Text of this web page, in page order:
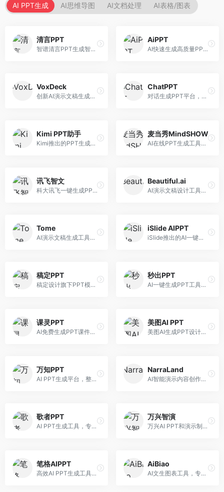
AI PPT生成 AI思维导图 AI文档处理 AI表格/图表
清言PPT
智谱清言PPT生成智能体，基于GLM大模型。面向智谱用户，支持对话生成PPT、内容优化等服务，与智谱生态深度整合。
AiPPT
AI快速生成高质量PPT平台，支持主题定制。面向职场人士和学生，提供一键生成、模板选择、内容优化等服务，PPT制作速度快，设计质量高。
VoxDeck
创新AI演示文稿生成工具，支持语音交互创作。面向职场人士，支持语音输入、PPT生成、内容优化等功能，语音创作体验便捷。
ChatPPT
对话生成PPT平台，支持自然语言交互创作。面向职场人士和教育工作者，通过对话方式完成PPT制作，交互体验友好，创作过程直观。
Kimi PPT助手
Kimi推出的PPT生成智能体，整合长文本处理能力。面向职场人士和学生，支持文档解析、PPT生成、内容优化等服务，与Kimi生态深度整合。
麦当秀MindSHOW
AI在线PPT生成工具，支持思维导图转PPT。面向职场人士，提供思维导图导入、PPT生成、模板选择等服务，思维导图转PPT效率高。
讯飞智文
科大讯飞一键生成PPT和Word工具，整合语音技术。面向职场人士，支持语音输入、文档生成、格式调整等功能，办公效率显著提升。
Beautiful.ai
AI演示文稿设计工具，专注于自动化设计排版。面向职场人士，提供智能排版、模板选择、设计优化等服务，设计美观度高。
Tome
AI演示文稿生成工具，专注于故事化演示创作。面向创业者和营销人员，提供故事叙述、视觉设计、内容生成等服务，演示文稿叙事性强。
iSlide AIPPT
iSlide推出的AI一键设计精美PPT工具。面向PPT设计用户，提供模板库、内容生成、设计优化等服务，与iSlide插件深度整合。
稿定PPT
稿定设计旗下PPT模板资源库，整合AI生成功能。面向设计师和职场人士，提供海量PPT模板、AI内容生成等服务，模板质量高。
秒出PPT
AI一键生成PPT工具，专注于快速演示文稿制作。面向职场人士，支持主题输入、内容生成、模板套用等功能，PPT生成速度快，适合紧急制作场景。
课灵PPT
AI免费生成PPT课件平台，专注于教育场景。面向教师和教育工作者，提供课件生成、教学设计、模板选择等服务，教育适配性强。
美图AI PPT
美图AI生成PPT设计工具，整合图像处理能力。面向设计师和职场人士，提供PPT生成、图片美化、设计优化等服务，视觉设计美观。
万知PPT
AI PPT生成平台，整合知识库与创作功能。面向职场人士，支持内容检索、PPT生成、设计优化等服务，知识整合能力强。
NarraLand
AI智能演示内容创作平台，专注于叙事演示。面向内容创作者，提供故事创作、演示生成、动画设计等服务，演示内容生动有趣。
歌者PPT
AI PPT生成工具，专注于演示文稿智能创作。面向职场人士，支持主题输入、内容生成、设计美化等功能，PPT制作效率高。
万兴智演
万兴AI PPT和演示制作软件，整合视频演示功能。面向职场人士和教育工作者，提供PPT生成、演示录制、视频制作等服务，演示功能完善。
笔格AIPPT
高效AI PPT生成工具，专注于演示文稿智能创作。面向职场人士，支持主题输入、内容生成、设计美化等功能，PPT制作效率高。
AiBiao
AI文生图表工具，专注于数据可视化展示。面向数据分析师和职场人士，提供图表生成、数据可视化、PPT嵌入等服务，数据展示专业。